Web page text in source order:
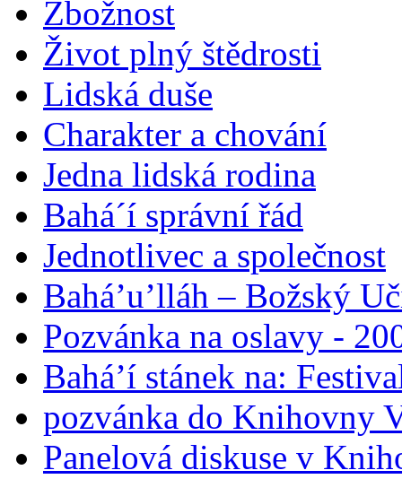
Zbožnost
Život plný štědrosti
Lidská duše
Charakter a chování
Jedna lidská rodina
Bahá´í správní řád
Jednotlivec a společnost
Bahá’u’lláh – Božský
Pozvánka na oslavy -
Bahá’í stánek na:
pozvánka do Knihovny
Panelová diskuse v